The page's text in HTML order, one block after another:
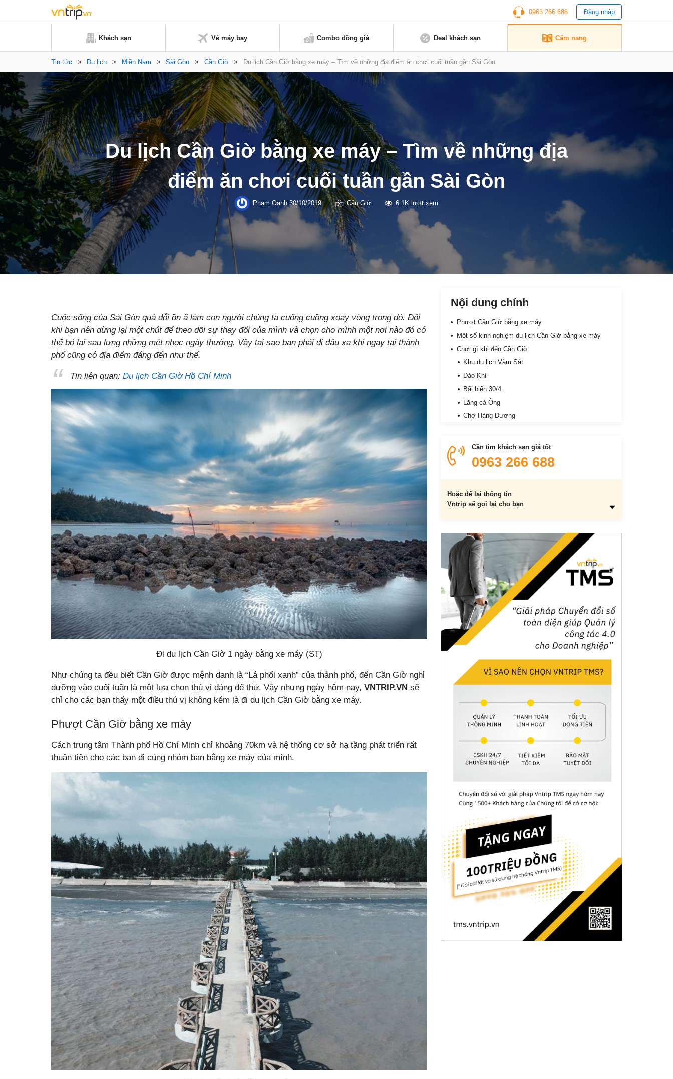
0963 266 688 Đăng nhập
Khách sạn Vé máy bay Combo đồng giá Deal khách sạn Cẩm nang
Tin tức > Du lịch > Miền Nam > Sài Gòn > Cần Giờ > Du lịch Cần Giờ bằng xe máy – Tìm về những địa điểm ăn chơi cuối tuần gần Sài Gòn
Du lịch Cần Giờ bằng xe máy – Tìm về những địa
điểm ăn chơi cuối tuần gần Sài Gòn
Phạm Oanh 30/10/2019 Cần Giờ 6.1K lượt xem
Cuộc sống của Sài Gòn quá đỗi ồn ã làm con người chúng ta cuống cuồng xoay vòng trong đó. Đôi
khi bạn nên dừng lại một chút để theo dõi sự thay đổi của mình và chọn cho mình một nơi nào đó có
thể bỏ lại sau lưng những mệt nhọc ngày thường. Vậy tại sao bạn phải đi đâu xa khi ngay tại thành
phố cũng có địa điểm đáng đến như thế.
Tin liên quan:Du lịch Cần Giờ Hồ Chí Minh
Đi du lịch Cần Giờ 1 ngày bằng xe máy (ST)
Như chúng ta đều biết Cần Giờ được mệnh danh là “Lá phổi xanh” của thành phố, đến Cần Giờ nghỉ
dưỡng vào cuối tuần là một lựa chọn thú vị đáng để thử. Vậy nhưng ngày hôm nay, VNTRIP.VN sẽ
chỉ cho các bạn thấy một điều thú vị không kém là đi du lịch Cần Giờ bằng xe máy.
Phượt Cần Giờ bằng xe máy
Cách trung tâm Thành phố Hồ Chí Minh chỉ khoảng 70km và hệ thống cơ sở hạ tầng phát triển rất
thuận tiện cho các bạn đi cùng nhóm bạn bằng xe máy của mình.
Nội dung chính
Phượt Cần Giờ bằng xe máy
Một số kinh nghiệm du lịch Cần Giờ bằng xe máy
Chơi gì khi đến Cần Giờ
Khu du lịch Vàm Sát
Đảo Khỉ
Bãi biển 30/4
Lăng cá Ông
Chợ Hàng Dương
Một số khách sạn ở Cần Giờ
Cần tìm khách sạn giá tốt
0963 266 688
Hoặc để lại thông tin
Vntrip sẽ gọi lại cho bạn